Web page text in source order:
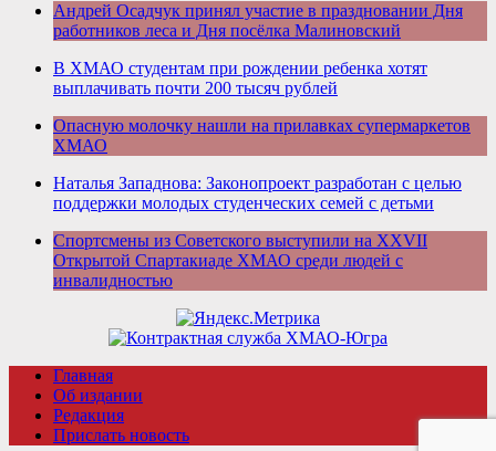
Андрей Осадчук принял участие в праздновании Дня
работников леса и Дня посёлка Малиновский
В ХМАО студентам при рождении ребенка хотят
выплачивать почти 200 тысяч рублей
Опасную молочку нашли на прилавках супермаркетов
ХМАО
Наталья Западнова: Законопроект разработан с целью
поддержки молодых студенческих семей с детьми
Спортсмены из Советского выступили на XXVII
Открытой Спартакиаде ХМАО среди людей с
инвалидностью
Главная
Об издании
Редакция
Прислать новость